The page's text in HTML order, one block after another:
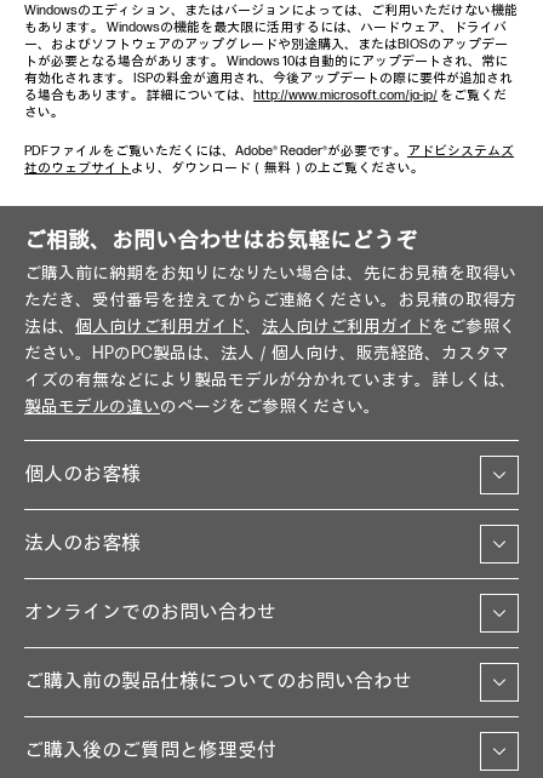
Windowsのエディション、またはバージョンによっては、ご利用いただけない機能
もあります。 Windowsの機能を最大限に活用するには、ハードウェア、ドライバ
ー、およびソフトウェアのアップグレードや別途購入、またはBIOSのアップデー
トが必要となる場合があります。 Windows 10は自動的にアップデートされ、常に
有効化されます。 ISPの料金が適用され、今後アップデートの際に要件が追加され
る場合もあります。 詳細については、 http://www.microsoft.com/ja-jp/ をご覧くだ
さい。
PDFファイルをご覧いただくには、Adobe® Reader®が必要です。 アドビシステムズ
社のウェブサイト より、ダウンロード（無料）の上ご覧ください。
ご相談、お問い合わせはお気軽にどうぞ
ご購入前に納期をお知りになりたい場合は、先にお見積を取得い
ただき、受付番号を控えてからご連絡ください。お見積の取得方
法は、 個人向けご利用ガイド、 法人向けご利用ガイドをご参照く
ださい。HPのPC製品は、法人／個人向け、販売経路、カスタマ
イズの有無などにより製品モデルが分かれています。詳しくは、
製品モデルの違いのページをご参照ください。
個人のお客様
法人のお客様
オンラインでのお問い合わせ
ご購入前の製品仕様についてのお問い合わせ
ご購入後のご質問と修理受付